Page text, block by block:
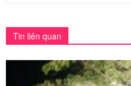
Tin liên quan